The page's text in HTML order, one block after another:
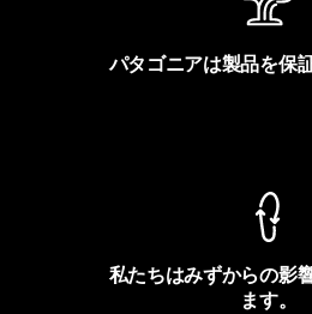
パタゴニアは製品を保
私たちはみずからの影
ます。